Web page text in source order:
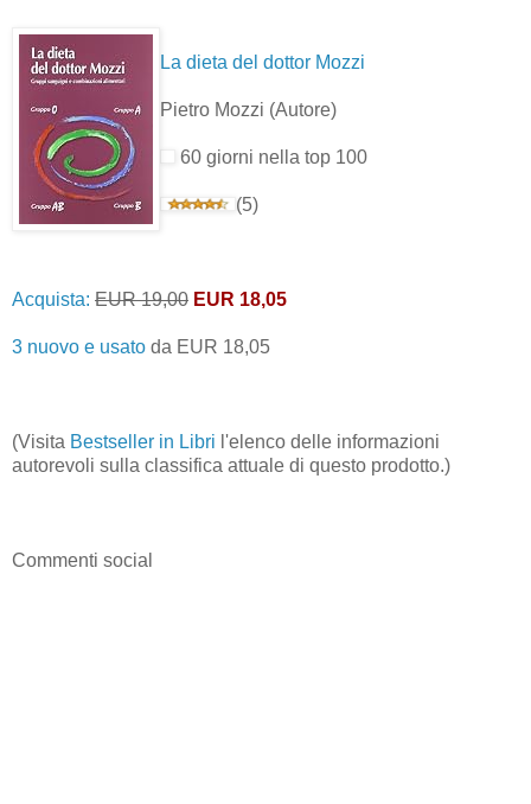
La dieta del dottor Mozzi
Pietro Mozzi (Autore)
60 giorni nella top 100
(5)
Acquista: EUR 19,00 EUR 18,05
3 nuovo e usato da EUR 18,05
(Visita Bestseller in Libri l'elenco delle informazioni
autorevoli sulla classifica attuale di questo prodotto.)
Commenti social